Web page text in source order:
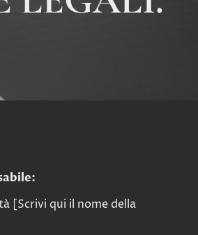
[Scrivi qui il nome della